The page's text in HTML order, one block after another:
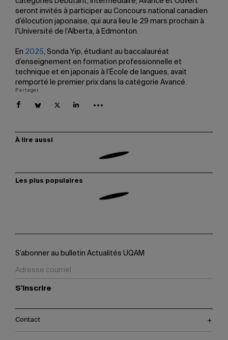
seront invités à participer au Concours national canadien
d’élocution japonaise, qui aura lieu le 29 mars prochain à
l’Université de l’Alberta, à Edmonton.
En 2025, Sonda Yip, étudiant au baccalauréat
d’enseignement en formation professionnelle et
technique et en japonais à l’École de langues, avait
remporté le premier prix dans la catégorie Avancé.
Partager
À lire aussi
Les plus populaires
S’abonner au bulletin Actualités UQAM
S'inscrire
Contact